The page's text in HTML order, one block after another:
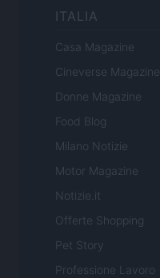
ITALIA
Casa Magazine
Cineverse Magazine
Donne Magazine
Food Blog
Milano Notizie
Motor Magazine
Notizie.it
Offerte Shopping
Pet Story
Professione Lavoro